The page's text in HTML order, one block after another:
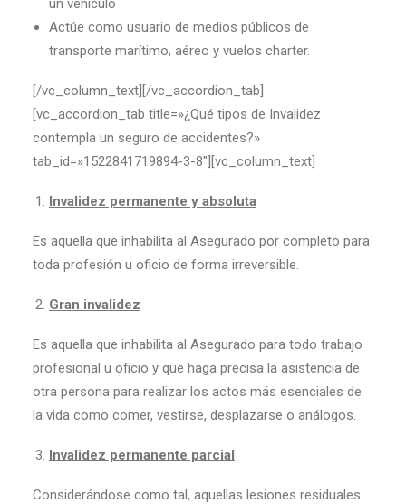
un vehículo
Actúe como usuario de medios públicos de
transporte marítimo, aéreo y vuelos charter.
[/vc_column_text][/vc_accordion_tab]
[vc_accordion_tab title=»¿Qué tipos de Invalidez
contempla un seguro de accidentes?»
tab_id=»1522841719894-3-8″][vc_column_text]
Invalidez permanente y absoluta
Es aquella que inhabilita al Asegurado por completo para
toda profesión u oficio de forma irreversible.
Gran invalidez
Es aquella que inhabilita al Asegurado para todo trabajo
profesional u oficio y que haga precisa la asistencia de
otra persona para realizar los actos más esenciales de
la vida como comer, vestirse, desplazarse o análogos.
Invalidez permanente parcial
Considerándose como tal, aquellas lesiones residuales